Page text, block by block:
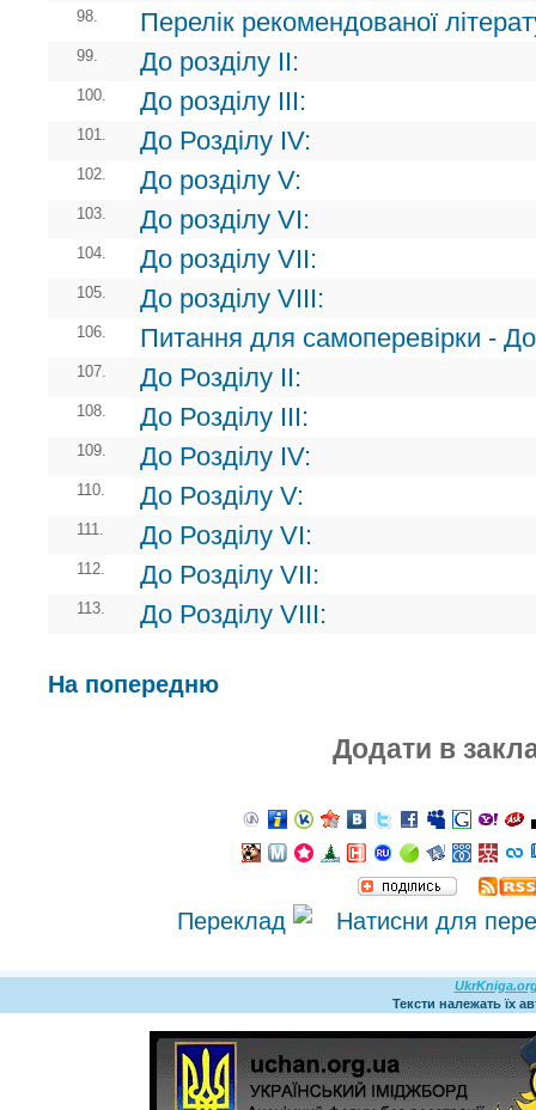
98. Перелік рекомендованої
99. До розділу ІІ:
100. До розділу ІІІ:
101. До Розділу ІV:
102. До розділу V:
103. До розділу VI:
104. До розділу VII:
105. До розділу VIII:
106. Питання для самоперевірки -
107. До Розділу II:
108. До Розділу III:
109. До Розділу IV:
110. До Розділу V:
111. До Розділу VI:
112. До Розділу VII:
113. До Розділу VIII:
На попередню
Додати в
Переклад
Тексти належать їх